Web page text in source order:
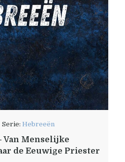
Serie:Hebreeën
Van Menselijke
de Eeuwige Priester